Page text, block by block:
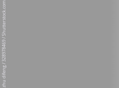
zhu difeng / 328978469 / Shutterstock.com